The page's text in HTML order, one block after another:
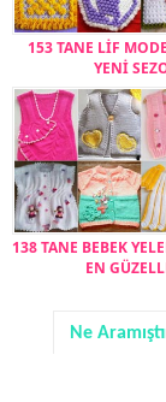
153 TANE LİF
YENİ
138 TANE BEBEK
EN